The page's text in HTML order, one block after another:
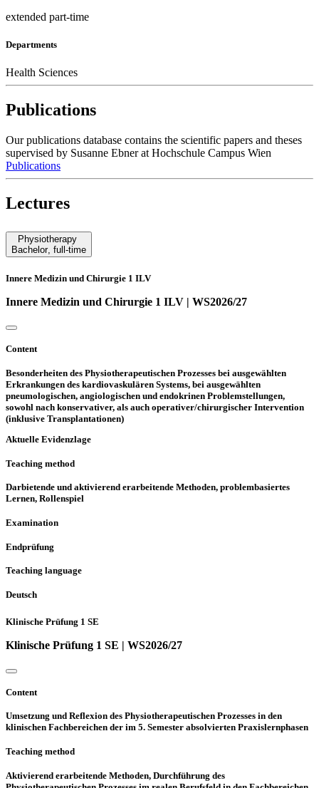
extended part-time
Departments
Health Sciences
Publications
Our publications database contains the scientific papers and theses
supervised by Susanne Ebner at Hochschule Campus Wien
Publications
Lectures
Physiotherapy
Bachelor, full-time
Innere Medizin und Chirurgie 1 ILV
Innere Medizin und Chirurgie 1 ILV | WS2026/27
Content
Besonderheiten des Physiotherapeutischen Prozesses bei ausgewählten
Erkrankungen des kardiovaskulären Systems, bei ausgewählten
pneumologischen, angiologischen und endokrinen Problemstellungen,
sowohl nach konservativer, als auch operativer/chirurgischer Intervention
(inklusive Transplantationen)
Aktuelle Evidenzlage
Teaching method
Darbietende und aktivierend erarbeitende Methoden, problembasiertes
Lernen, Rollenspiel
Examination
Endprüfung
Teaching language
Deutsch
Klinische Prüfung 1 SE
Klinische Prüfung 1 SE | WS2026/27
Content
Umsetzung und Reflexion des Physiotherapeutischen Prozesses in den
klinischen Fachbereichen der im 5. Semester absolvierten Praxislernphasen
Teaching method
Aktivierend erarbeitende Methoden, Durchführung des